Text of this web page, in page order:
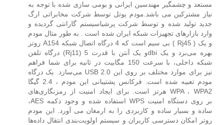
مستعد و چشمگیر مهندسین ایرانی و بومی سازی شده با توجه به
نیاز مشترکین می باشد.مودم یوتل توسط شرکت مخابراتی ارگ
جدید تولید شده و توسط شرکت پرشیاسیستم گارانتی گردیده و
وارد بازارهای تجهیزات شبکه ایران شده است . به طور مثال مودم
روتر A154 بی سیم است که 4 درگاه اتصال شبکه ( Rj45 ) و یک
درگاه تلفن (Rj11) و یک آنتن با قدرت 5dbi بهره می‌برد و یک
شبکه داخلی، با سرعت 150 مگابیت در ثانیه برای شما فراهم
می‌سازد. یک درگاه USB 2.0 نیز برای موارد مختلف بر روی این
مودم تعبیه شده است. فرکانس پشتیبانی این مودم ، 2.4 گیگا
هرتز است. برای ایجاد امنیت از رمزنگاری‌های WPA ، WPA2
،AES استفاده شده و وجود دکمه WPS بر روی دستگاه امنیت
ساده و بسیار ساده و کاربردی را به ارمغان می آورد. این مودم
روتر امکان دسترسی کاربران و سیستم اولویت‌بندی انتقال داده‌ها